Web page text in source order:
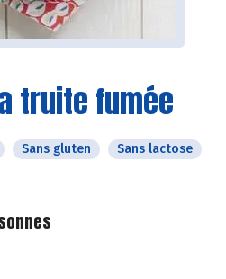
truite fumée
Sans gluten
Sans lactose